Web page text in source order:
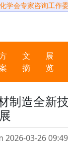
学会专家咨询工作
文
摘
展
览
制造全新
展
03-26 09:49